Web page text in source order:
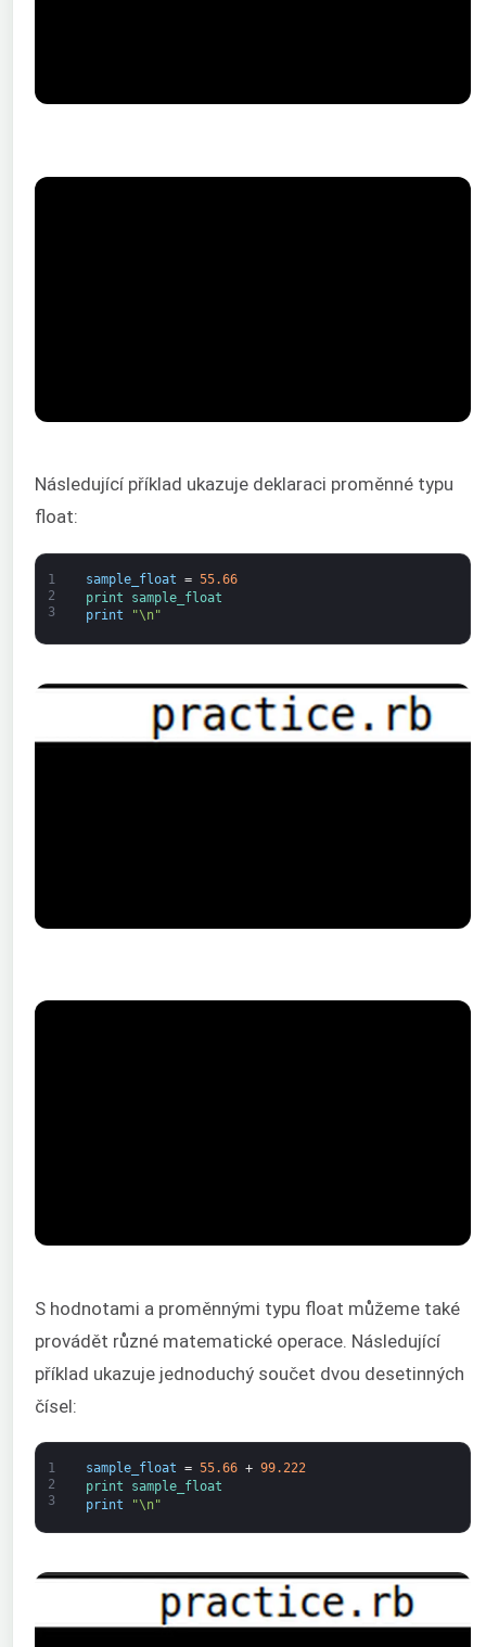
Následující příklad ukazuje deklaraci proměnné typu
float:
1
2
3
sample_float = 55.66
print
sample_float
print
"\n"
S hodnotami a proměnnými typu float můžeme také
provádět různé matematické operace. Následující
příklad ukazuje jednoduchý součet dvou desetinných
čísel:
1
2
3
sample_float = 55.66 + 99.222
print
sample_float
print
"\n"